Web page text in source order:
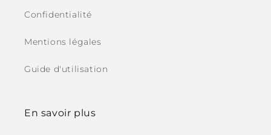
Confidentialité
Mentions légales
Guide d'utilisation
En savoir plus